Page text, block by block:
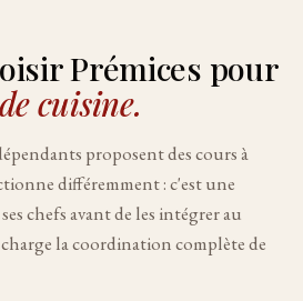
Prémices pour
de cuisine.
proposent des cours à
différemment : c'est une
chefs avant de les intégrer au
la coordination complète de